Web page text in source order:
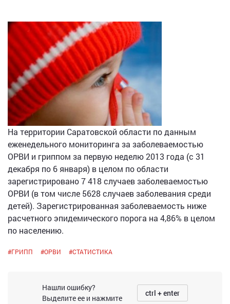
На территории Саратовской области по данным
еженедельного мониторинга за заболеваемостью
ОРВИ и гриппом за первую неделю 2013 года (с 31
декабря по 6 января) в целом по области
зарегистрировано 7 418 случаев заболеваемостью
ОРВИ (в том числе 5628 случаев заболевания среди
детей). Зарегистрированная заболеваемость ниже
расчетного эпидемического порога на 4,86% в целом
по населению.
#ГРИПП #ОРВИ #СТАТИСТИКА
Нашли ошибку?
Выделите ее и нажмите
ctrl + enter